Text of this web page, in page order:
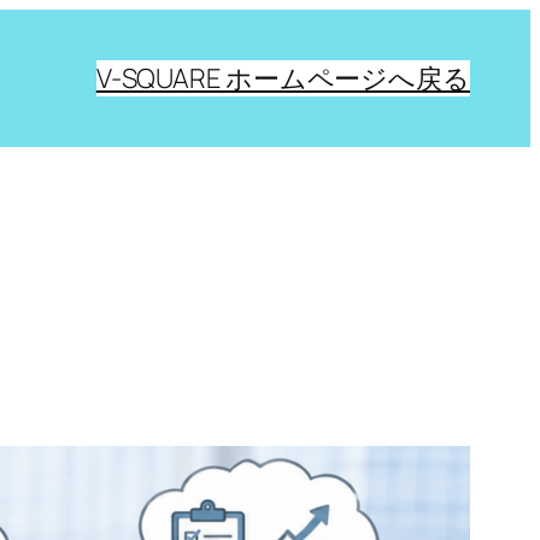
V-SQUARE ホームページへ戻る